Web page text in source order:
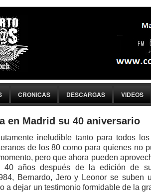
CRONICAS DESCARGAS VIDEOS
en Madrid su 40 aniversario
ineludible tanto para todos
de los 80 como para quienes no
pero que ahora pueden
40 años después de la edición de
Bernardo, Jero y Leonor se suben
a dejar un testimonio formidable de la